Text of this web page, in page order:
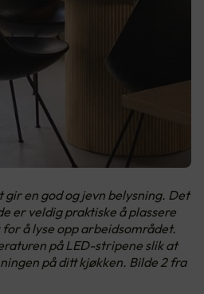
en god og jevn belysning. Det
er veldig praktiske å plassere
å lyse opp arbeidsområdet.
på LED-stripene slik at
på ditt kjøkken. Bilde 2 fra